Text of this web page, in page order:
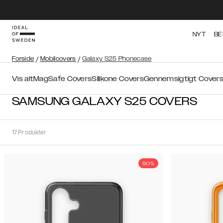
NYT
Forside / Mobilcovers / Galaxy S25 Phonecase
Vis altMagSafe CoversSilikone CoversGennemsigtigt Covers
SAMSUNG GALAXY S25 COVERS
17Produkter
Anbefalede
50%